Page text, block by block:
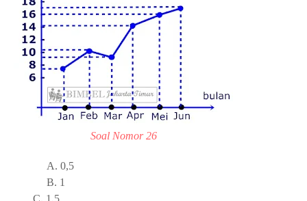
Soal Nomor 26
A. 0,5
B. 1